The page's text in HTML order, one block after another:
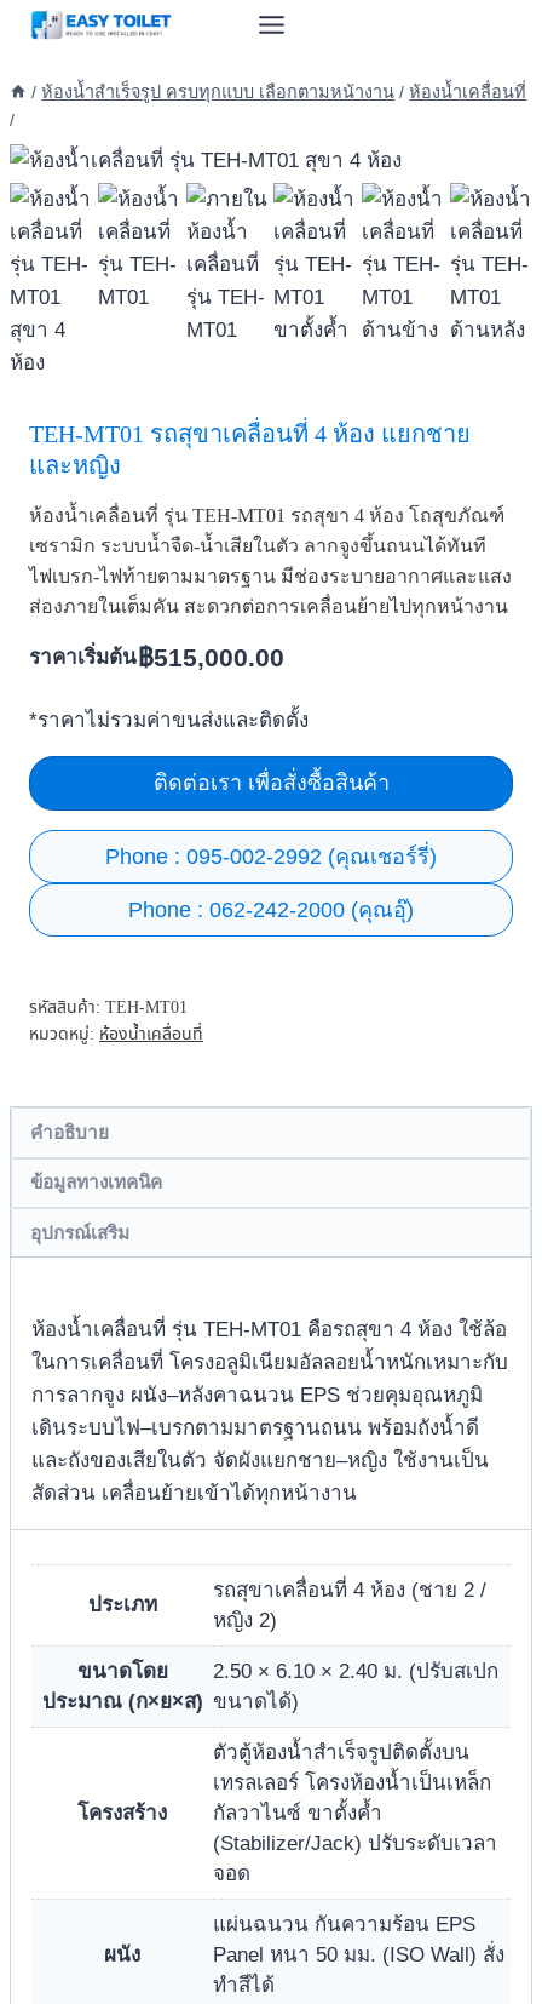
Skip
content
/ ห้องน้ำสำเร็จรูป ครบทุกแบบ เลือกตามหน้างาน / ห้องน้ำเคลื่อนที่
/
TEH-MT01 รถสุขาเคลื่อนที่ 4 ห้อง แยกชาย
และหญิง
ห้องน้ำเคลื่อนที่ รุ่น TEH-MT01 รถสุขา 4 ห้อง โถสุขภัณฑ์
เซรามิก ระบบน้ำจืด-น้ำเสียในตัว ลากจูงขึ้นถนนได้ทันที
ไฟเบรก-ไฟท้ายตามมาตรฐาน มีช่องระบายอากาศและแสง
ส่องภายในเต็มคัน สะดวกต่อการเคลื่อนย้ายไปทุกหน้างาน
ราคาเริ่มต้น ฿515,000.00
*ราคาไม่รวมค่าขนส่งและติดตั้ง
ติดต่อเรา เพื่อสั่งซื้อสินค้า
Phone : 095-002-2992 (คุณเชอร์รี่)
Phone : 062-242-2000 (คุณอุ๊)
รหัสสินค้า: TEH-MT01
หมวดหมู่: ห้องน้ำเคลื่อนที่
คำอธิบาย
ข้อมูลทางเทคนิค
อุปกรณ์เสริม
ห้องน้ำเคลื่อนที่ รุ่น TEH-MT01 คือรถสุขา 4 ห้อง ใช้ล้อ
ในการเคลื่อนที่ โครงอลูมิเนียมอัลลอยน้ำหนักเหมาะกับ
การลากจูง ผนัง–หลังคาฉนวน EPS ช่วยคุมอุณหภูมิ
เดินระบบไฟ–เบรกตามมาตรฐานถนน พร้อมถังน้ำดี
และถังของเสียในตัว จัดผังแยกชาย–หญิง ใช้งานเป็น
สัดส่วน เคลื่อนย้ายเข้าได้ทุกหน้างาน
ประเภท
รถสุขาเคลื่อนที่ 4 ห้อง (ชาย 2 /
หญิง 2)
ขนาดโดย
ประมาณ (ก×ย×ส)
2.50 × 6.10 × 2.40 ม. (ปรับสเปก
ขนาดได้)
โครงสร้าง
ตัวตู้ห้องน้ำสำเร็จรูปติดตั้งบน
เทรลเลอร์ โครงห้องน้ำเป็นเหล็ก
กัลวาไนซ์ ขาตั้งค้ำ
(Stabilizer/Jack) ปรับระดับเวลา
จอด
ผนัง
แผ่นฉนวน กันความร้อน EPS
Panel หนา 50 มม. (ISO Wall) สั่ง
ทำสีได้